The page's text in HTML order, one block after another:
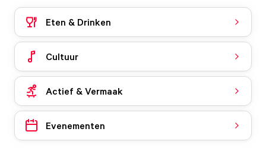
Eten & Drinken
Cultuur
Actief & Vermaak
Evenementen